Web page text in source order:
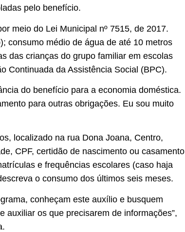
pelo benefício.
meio do Lei Municipal nº 7515, de 2017.
consumo médio de água de até 10 metros
das crianças do grupo familiar em escolas
Continuada da Assistência Social (BPC).
do benefício para a economia doméstica.
para outras obrigações. Eu sou muito
localizado na rua Dona Joana, Centro,
CPF, certidão de nascimento ou casamento
e frequências escolares (caso haja
o consumo dos últimos seis meses.
conheçam este auxílio e busquem
auxiliar os que precisarem de informações”,